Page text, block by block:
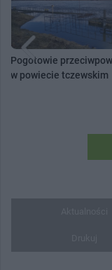
Pogotowie
w powiecie tczewskim